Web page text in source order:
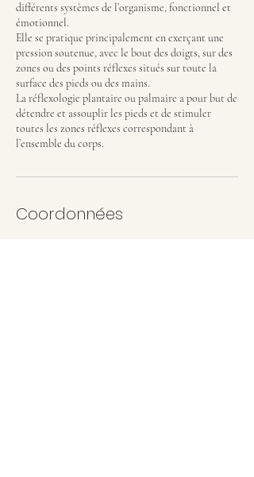
différents systèmes de l’organisme, fonctionnel et
émotionnel.
Elle se pratique principalement en exerçant une
pression soutenue, avec le bout des doigts, sur des
zones ou des points réflexes situés sur toute la
surface des pieds ou des mains.
La réflexologie plantaire ou palmaire a pour but de
détendre et assouplir les pieds et de stimuler
toutes les zones réflexes correspondant à
l’ensemble du corps.
Coordonnées